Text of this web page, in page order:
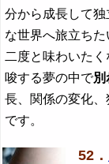
分から成長して
な世界へ旅立ち
二度と味わいた
唆する夢の中で別
長、関係の変化
です。
52．